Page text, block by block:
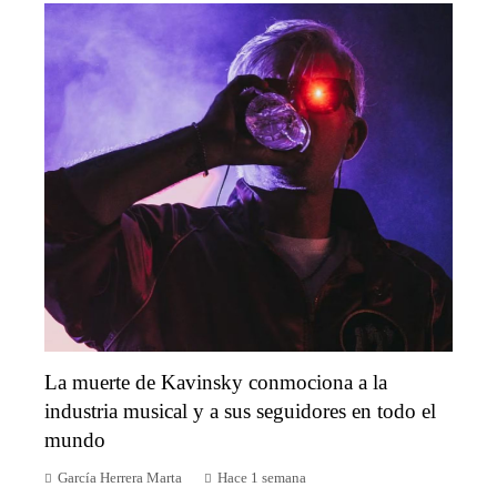
La muerte de Kavinsky conmociona a la
industria musical y a sus seguidores en todo el
mundo
García Herrera Marta Hace 1 semana